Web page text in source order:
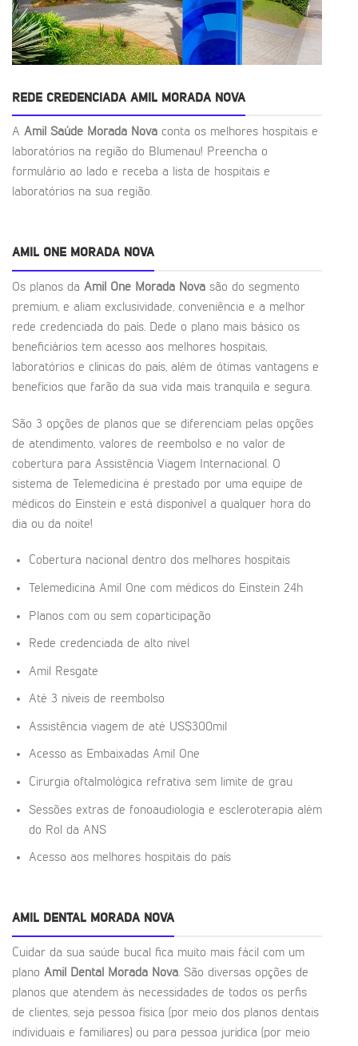
REDE CREDENCIADA AMIL MORADA NOVA
A Amil Saúde Morada Nova conta os melhores hospitais e
laboratórios na região do Blumenau! Preencha o
formulário ao lado e receba a lista de hospitais e
laboratórios na sua região.
AMIL ONE MORADA NOVA
Os planos da Amil One Morada Nova são do segmento
premium, e aliam exclusividade, conveniência e a melhor
rede credenciada do país. Dede o plano mais básico os
beneficiários tem acesso aos melhores hospitais,
laboratórios e clínicas do país, além de ótimas vantagens e
benefícios que farão da sua vida mais tranquila e segura.
São 3 opções de planos que se diferenciam pelas opções
de atendimento, valores de reembolso e no valor de
cobertura para Assistência Viagem Internacional. O
sistema de Telemedicina é prestado por uma equipe de
médicos do Einstein e está disponível a qualquer hora do
dia ou da noite!
Cobertura nacional dentro dos melhores hospitais
Telemedicina Amil One com médicos do Einstein 24h
Planos com ou sem coparticipação
Rede credenciada de alto nível
Amil Resgate
Até 3 níveis de reembolso
Assistência viagem de até US$300mil
Acesso as Embaixadas Amil One
Cirurgia oftalmológica refrativa sem limite de grau
Sessões extras de fonoaudiologia e escleroterapia além
do Rol da ANS
Acesso aos melhores hospitais do país
AMIL DENTAL MORADA NOVA
Cuidar da sua saúde bucal fica muito mais fácil com um
plano Amil Dental Morada Nova. São diversas opções de
planos que atendem às necessidades de todos os perfis
de clientes, seja pessoa física (por meio dos planos dentais
individuais e familiares) ou para pessoa jurídica (por meio